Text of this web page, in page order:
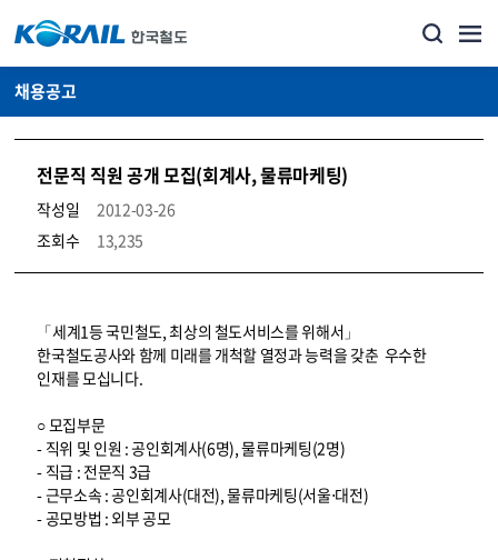
채용공고
전문직 직원 공개 모집(회계사, 물류마케팅)
작성일
2012-03-26
조회수
13,235
코레일소개_경영공시_채용공고 상세보기 – 내용, 파일, 담당자 연락처로 구성
「세계1등 국민철도, 최상의 철도서비스를 위해서」
한국철도공사와 함께 미래를 개척할 열정과 능력을 갖춘 우수한
인재를 모십니다.
○ 모집부문
- 직위 및 인원 : 공인회계사(6명), 물류마케팅(2명)
- 직급 : 전문직 3급
- 근무소속 : 공인회계사(대전), 물류마케팅(서울⋅대전)
- 공모방법 : 외부 공모